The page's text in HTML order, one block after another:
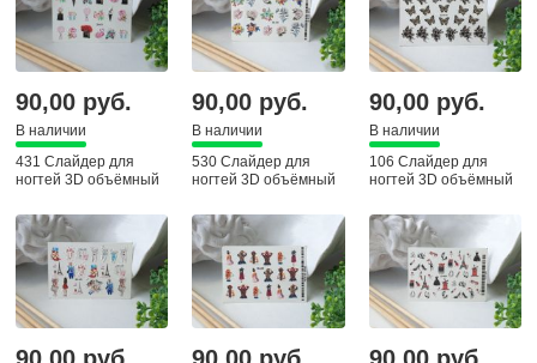
90,00 руб.
В наличии
431 Слайдер для
ногтей 3D объёмный
90,00 руб.
В наличии
530 Слайдер для
ногтей 3D объёмный
90,00 руб.
В наличии
106 Слайдер для
ногтей 3D объёмный